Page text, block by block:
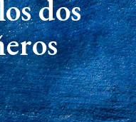
dos